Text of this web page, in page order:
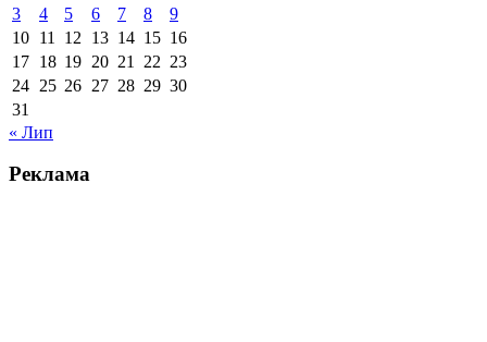
3
4 5 6 7 8
9
10 11 12 13 14 15 16
17 18 19 20 21 22 23
24 25 26 27 28 29 30
31
« Лип
Реклама